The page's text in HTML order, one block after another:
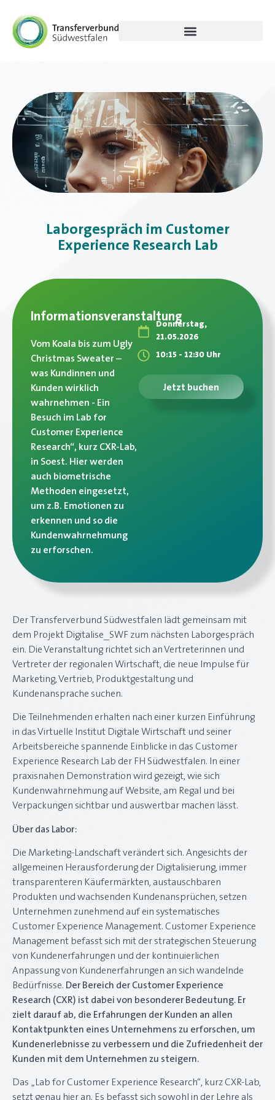
Laborgespräch im Customer
Experience Research Lab
Informationsveranstaltung
Vom Koala bis zum Ugly
Christmas Sweater –
was Kundinnen und
Kunden wirklich
wahrnehmen - Ein
Besuch im Lab for
Customer Experience
Research“, kurz CXR-Lab,
in Soest. Hier werden
auch biometrische
Methoden eingesetzt,
um z.B. Emotionen zu
erkennen und so die
Kundenwahrnehmung
zu erforschen.
Donnerstag,
21.05.2026
10:15 - 12:30 Uhr
Jetzt buchen
Der Transferverbund Südwestfalen lädt gemeinsam mit
dem Projekt Digitalise_SWF zum nächsten Laborgespräch
ein. Die Veranstaltung richtet sich an Vertreterinnen und
Vertreter der regionalen Wirtschaft, die neue Impulse für
Marketing, Vertrieb, Produktgestaltung und
Kundenansprache suchen.
Die Teilnehmenden erhalten nach einer kurzen Einführung
in das Virtuelle Institut Digitale Wirtschaft und seiner
Arbeitsbereiche spannende Einblicke in das Customer
Experience Research Lab der FH Südwestfalen. In einer
praxisnahen Demonstration wird gezeigt, wie sich
Kundenwahrnehmung auf Website, am Regal und bei
Verpackungen sichtbar und auswertbar machen lässt.
Über das Labor:
Die Marketing-Landschaft verändert sich. Angesichts der
allgemeinen Herausforderung der Digitalisierung, immer
transparenteren Käufermärkten, austauschbaren
Produkten und wachsenden Kundenansprüchen, setzen
Unternehmen zunehmend auf ein systematisches
Customer Experience Management. Customer Experience
Management befasst sich mit der strategischen Steuerung
von Kundenerfahrungen und der kontinuierlichen
Anpassung von Kundenerfahrungen an sich wandelnde
Bedürfnisse. Der Bereich der Customer Experience
Research (CXR) ist dabei von besonderer Bedeutung. Er
zielt darauf ab, die Erfahrungen der Kunden an allen
Kontaktpunkten eines Unternehmens zu erforschen, um
Kundenerlebnisse zu verbessern und die Zufriedenheit der
Kunden mit dem Unternehmen zu steigern.
Das „Lab for Customer Experience Research“, kurz CXR-Lab,
setzt genau hier an. Es befasst sich sowohl in der Lehre als